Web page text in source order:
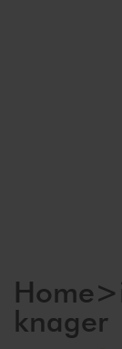
knager
til
starten